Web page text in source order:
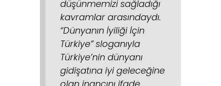
düşünmemizi sağladığı
kavramlar arasındaydı.
“Dünyanın İyiliği İçin
Türkiye” sloganıyla
Türkiye’nin dünyanı
gidişatına iyi geleceğine